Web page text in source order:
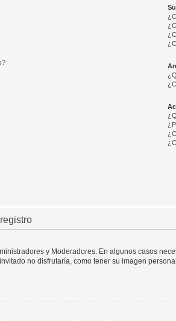
y Moderadores. En algunos casos
no disfrutaría, como tener su imagen